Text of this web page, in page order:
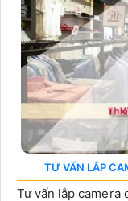
TƯ VẤN LẮP
Tư vấn lắp camera